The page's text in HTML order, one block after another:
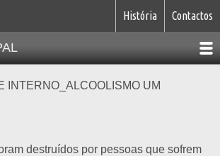
História Contactos
destruídos por pessoas que sofrem